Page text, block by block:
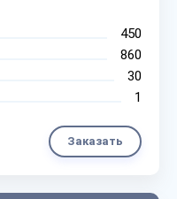
450
860
30
1
Заказать